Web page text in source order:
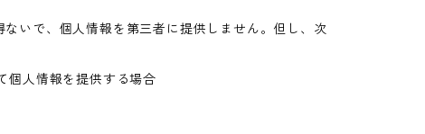
いで、個人情報を第三者に提供しません。但し、次
個人情報を提供する場合